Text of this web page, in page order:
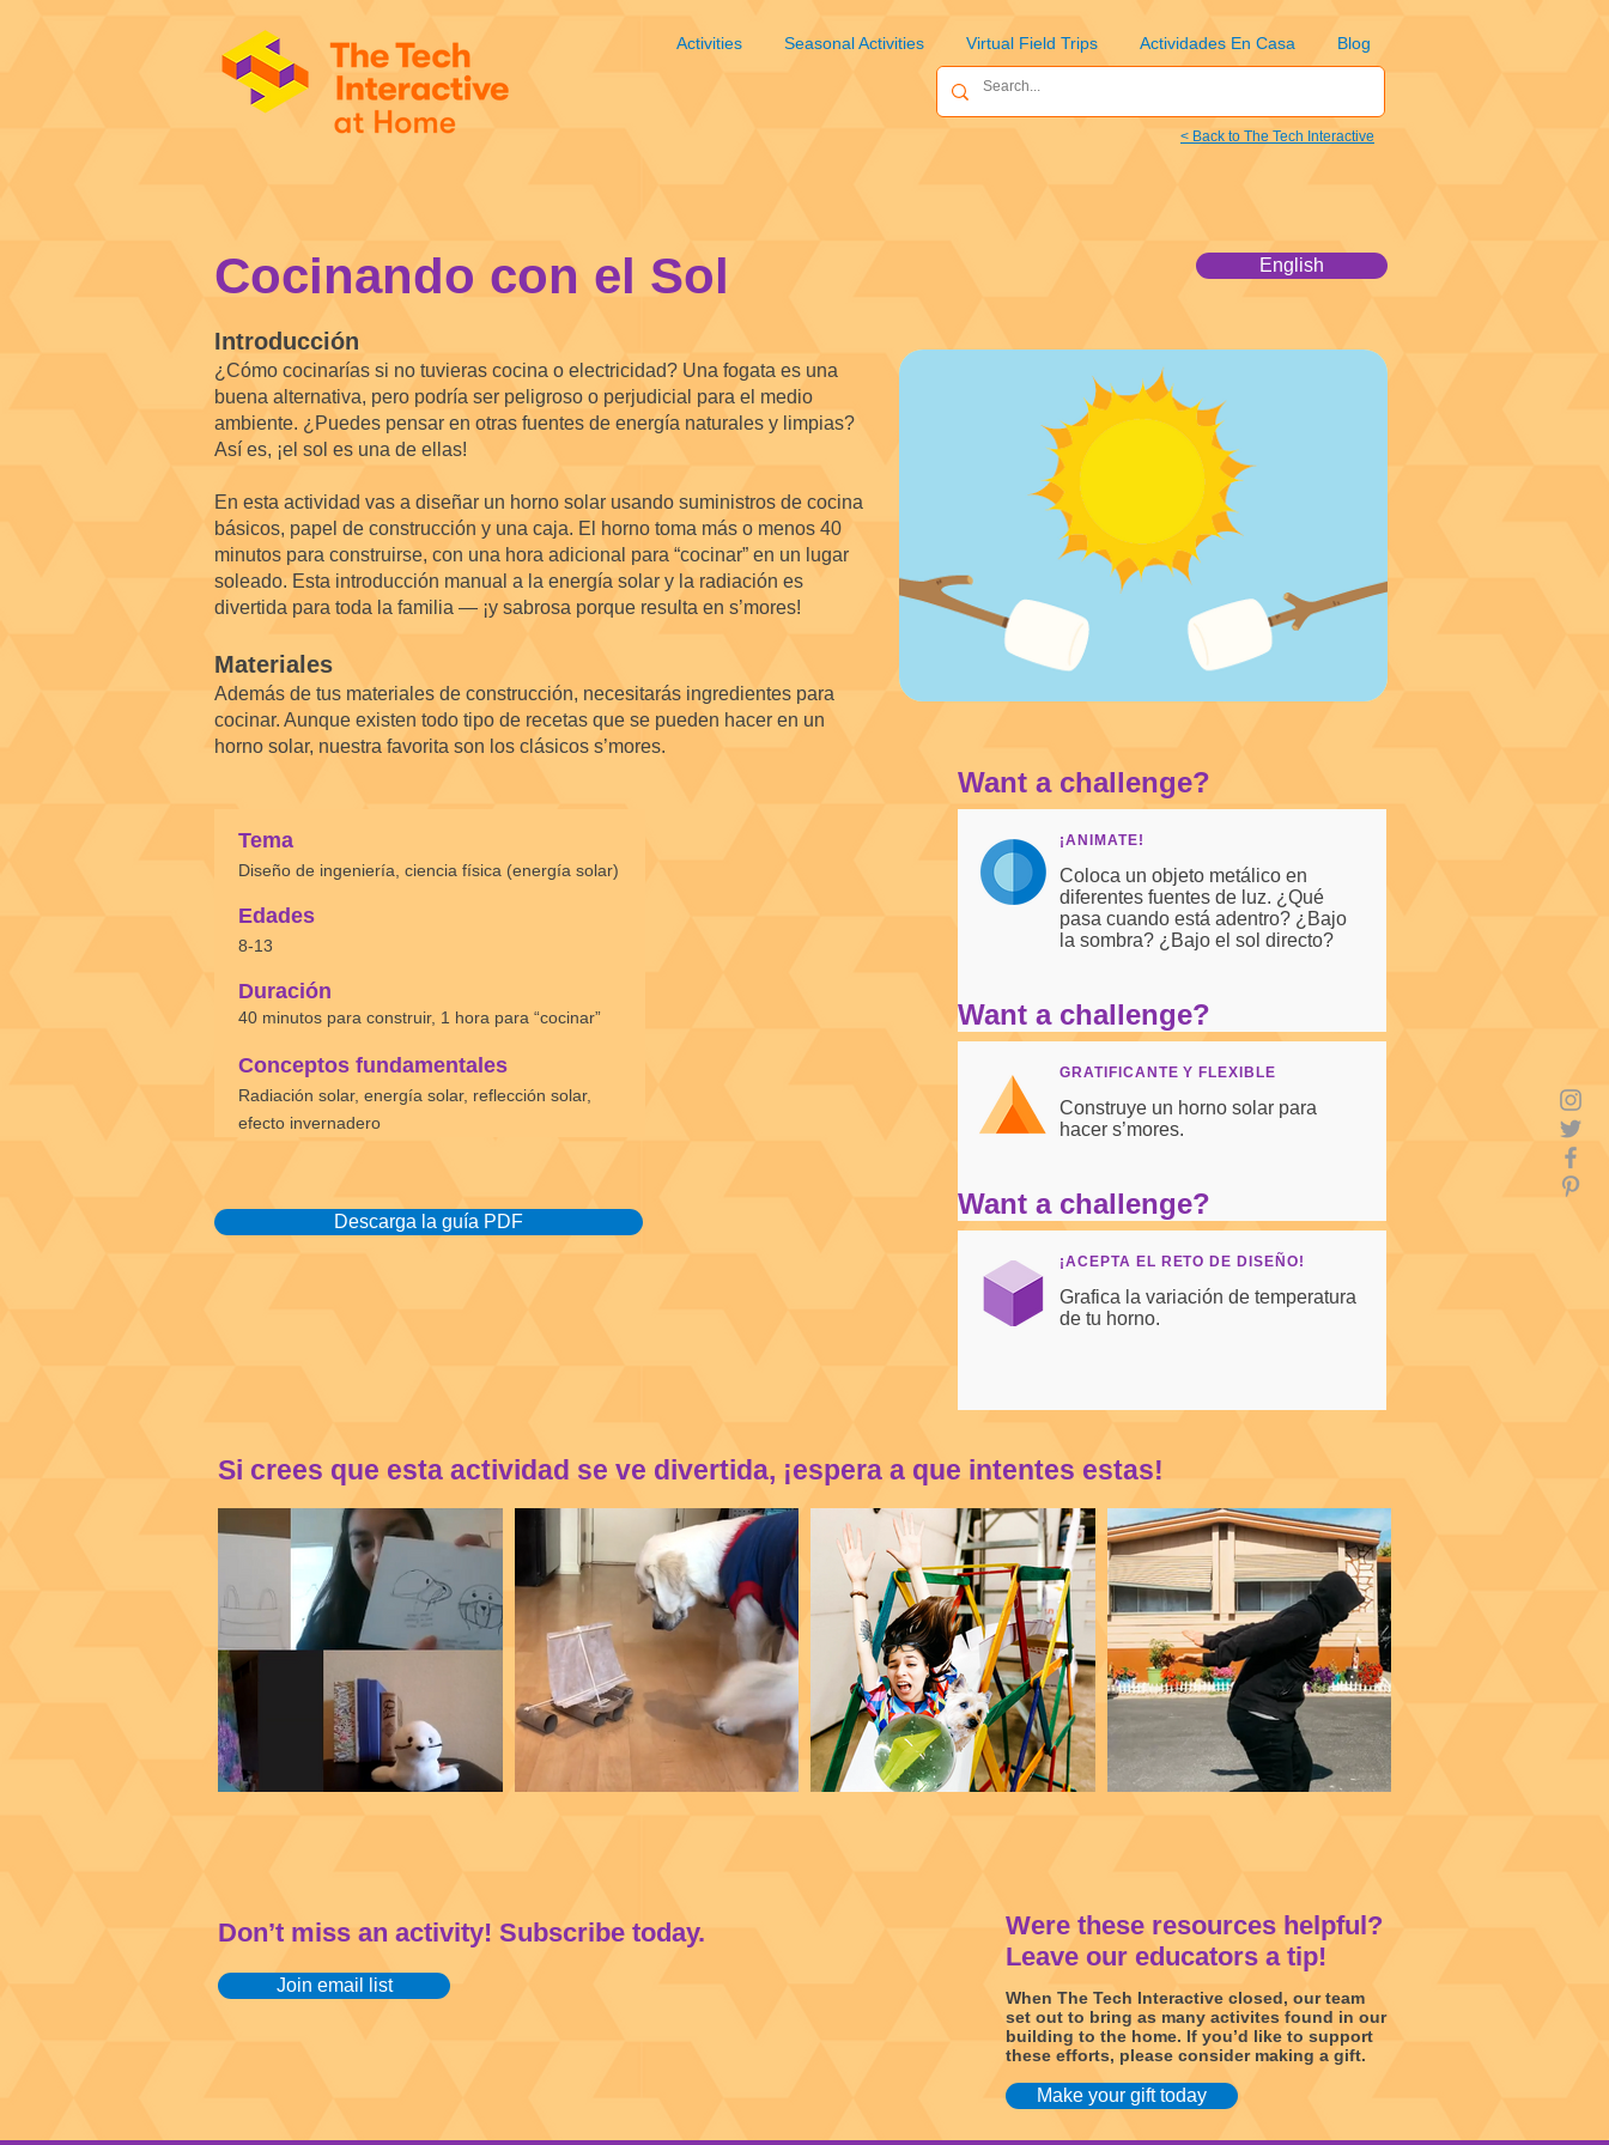
Activities Seasonal Activities Virtual Field Trips Actividades En Casa Blog
< Back to The Tech Interactive
Cocinando con el Sol English
Introducción
¿Cómo cocinarías si no tuvieras cocina o electricidad? Una fogata es una
buena alternativa, pero podría ser peligroso o perjudicial para el medio
ambiente. ¿Puedes pensar en otras fuentes de energía naturales y limpias?
Así es, ¡el sol es una de ellas!
En esta actividad vas a diseñar un horno solar usando suministros de cocina
básicos, papel de construcción y una caja. El horno toma más o menos 40
minutos para construirse, con una hora adicional para “cocinar” en un lugar
soleado. Esta introducción manual a la energía solar y la radiación es
divertida para toda la familia — ¡y sabrosa porque resulta en s’mores!
Materiales
Además de tus materiales de construcción, necesitarás ingredientes para
cocinar. Aunque existen todo tipo de recetas que se pueden hacer en un
horno solar, nuestra favorita son los clásicos s’mores.
Tema
Diseño de ingeniería, ciencia física (energía solar)
Edades
8-13
Duración
40 minutos para construir, 1 hora para “cocinar”
Conceptos fundamentales
Radiación solar, energía solar, reflección solar,
efecto invernadero
Descarga la guía PDF
Want a challenge?
¡ANIMATE!
Coloca un objeto metálico en
diferentes fuentes de luz. ¿Qué
pasa cuando está adentro? ¿Bajo
la sombra? ¿Bajo el sol directo?
Want a challenge?
GRATIFICANTE Y FLEXIBLE
Construye un horno solar para
hacer s’mores.
Want a challenge?
¡ACEPTA EL RETO DE DISEÑO!
Grafica la variación de temperatura
de tu horno.
Si crees que esta actividad se ve divertida, ¡espera a que intentes estas!
Don’t miss an activity! Subscribe today.
Join email list
Were these resources helpful?
Leave our educators a tip!
When The Tech Interactive closed, our team
set out to bring as many activites found in our
building to the home. If you’d like to support
these efforts, please consider making a gift.
Make your gift today